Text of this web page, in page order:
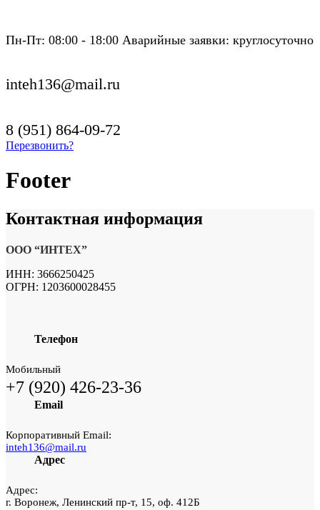
Пн-Пт: 08:00 - 18:00 Аварийные заявки: круглосуточно
inteh136@mail.ru
8 (951) 864-09-72
Перезвонить?
Footer
Контактная информация
ООО “ИНТЕХ”
ИНН: 3666250425
ОГРН: 1203600028455
Телефон
Мобильный
+7 (920) 426-23-36
Email
Корпоративный Email:
inteh136@mail.ru
Адрес
Адрес:
г. Воронеж, Ленинский пр-т, 15, оф. 412Б